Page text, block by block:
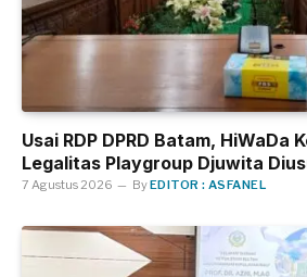
Usai RDP DPRD Batam, HiWaDa
Legalitas Playgroup Djuwita
7 Agustus 2026 ByEDITOR : ASFANEL